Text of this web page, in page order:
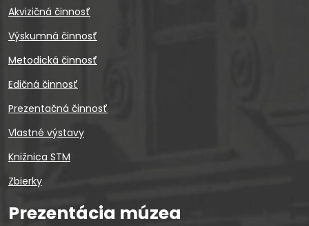
Akvizičná činnosť
Výskumná činnosť
Metodická činnosť
Edičná činnosť
Prezentačná činnosť
Vlastné výstavy
Knižnica STM
Zbierky
Prezentácia múzea